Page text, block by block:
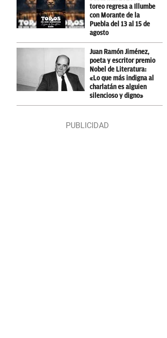
toreo regresa a Illumbe
con Morante de la
Puebla del 13 al 15 de
agosto
Juan Ramón Jiménez,
poeta y escritor premio
Nobel de Literatura:
«Lo que más indigna al
charlatán es alguien
silencioso y digno»